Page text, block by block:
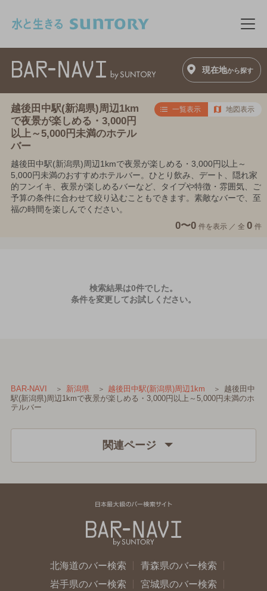
メ
現在地から探す
越後田中駅(新潟県)周辺1km
で夜景が楽しめる・3,000円
以上～5,000円未満のホテル
バー
一覧表示 地図表示
越後田中駅(新潟県)周辺1kmで夜景が楽しめる・3,000円以上～
5,000円未満のおすすめホテルバー。ひとり飲み、デート、隠れ家
的フンイキ、夜景が楽しめるバーなど、タイプや特徴・雰囲気、ご
予算の条件に合わせて絞り込むこともできます。素敵なバーで、至
福の時間を楽しんでください。
0〜0 件を表示 ／ 全 0 件
検索結果は0件でした。
条件を変更してお試しください。
BAR-NAVI 新潟県 越後田中駅(新潟県)周辺1km
越後田中
駅(新潟県)周辺1kmで夜景が楽しめる・3,000円以上～5,000円未満のホ
テルバー
関連ページ
北海道のバー検索
青森県のバー検索
岩手県のバー検索
宮城県のバー検索